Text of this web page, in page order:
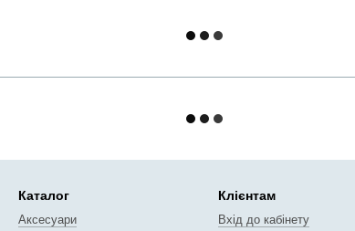
Каталог
Аксесуари
Клієнтам
Вхід до кабінету